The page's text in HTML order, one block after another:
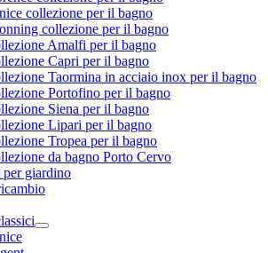
collezione per il bagno
collezione per il bagno
Amalfi per il bagno
Capri per il bagno
Taormina in acciaio inox per il bagno
Portofino per il bagno
Siena per il bagno
Lipari per il bagno
Tropea per il bagno
da bagno Porto Cervo
giardino